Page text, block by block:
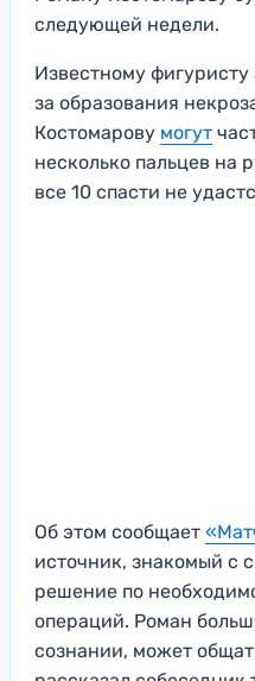
следующей недели.
Известному
за образования
Костомарову могут
несколько пальцев на
все 10 спасти не
Об этом сообщает
источник, знакомый с
решение по
операций. Роман
сознании, может